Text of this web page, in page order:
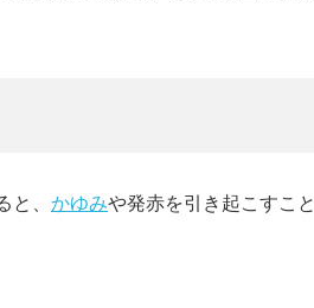
、 かゆみや発赤を引き起こすこと